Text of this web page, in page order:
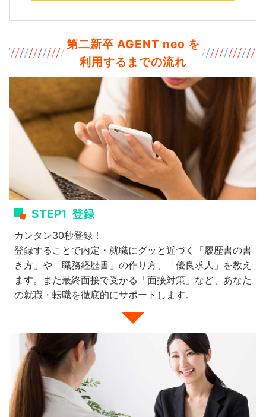
第二新卒 AGENT neo を
利用するまでの流れ
STEP1 登録
カンタン30秒登録！
登録することで内定・就職にグッと近づく「履歴書の書
き方」や「職務経歴書」の作り方、「優良求人」を教え
ます。また最終面接で受かる「面接対策」など、あなた
の就職・転職を徹底的にサポートします。